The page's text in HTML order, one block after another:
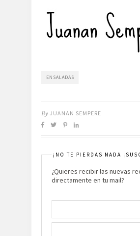
ENSALADAS
By JUANAN SEMPERE
¡NO TE PIERDAS NADA
¿Quieres recibir las nuevas
directamente en tu mail?